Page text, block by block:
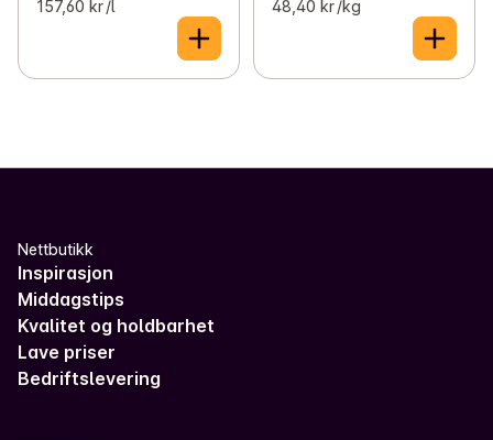
157,60 kr /l 48,40 kr /kg
Nettbutikk
Inspirasjon
Middagstips
Kvalitet og holdbarhet
Lave priser
Bedriftslevering